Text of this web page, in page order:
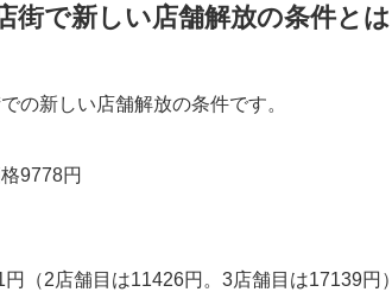
街で新しい店舗解放の条件とは
の新しい店舗解放の条件です。
9778円
円（2店舗目は11426円。3店舗目は17139円）